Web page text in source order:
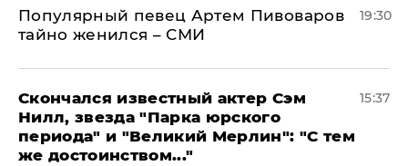
Популярный певец Артем Пивоваров
тайно женился – СМИ
19:30
Скончался известный актер Сэм
Нилл, звезда "Парка юрского
периода" и "Великий Мерлин": "С тем
же достоинством..."
15:37